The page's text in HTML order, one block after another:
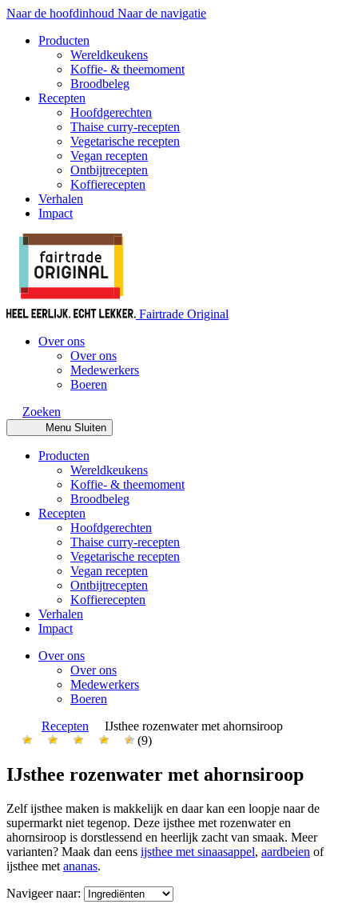
Naar de hoofdinhoud Naar de navigatie
Producten
Wereldkeukens
Koffie- & theemoment
Broodbeleg
Recepten
Hoofdgerechten
Thaise curry-recepten
Vegetarische recepten
Vegan recepten
Ontbijtrecepten
Koffierecepten
Verhalen
Impact
Fairtrade Original
Over ons
Over ons
Medewerkers
Boeren
Zoeken
Menu Sluiten
Producten
Wereldkeukens
Koffie- & theemoment
Broodbeleg
Recepten
Hoofdgerechten
Thaise curry-recepten
Vegetarische recepten
Vegan recepten
Ontbijtrecepten
Koffierecepten
Verhalen
Impact
Over ons
Over ons
Medewerkers
Boeren
Recepten
IJsthee rozenwater met ahornsiroop
(9)
IJsthee rozenwater met ahornsiroop
Zelf ijsthee maken is makkelijk en daar kan een loopje naar de
supermarkt niet tegenop. Deze ijsthee met rozenwater en
ahornsiroop is dorstlessend en heerlijk zacht van smaak. Meer
varianten? Maak dan eens ijsthee met sinaasappel, aardbeien of
ijsthee met ananas.
Navigeer naar: